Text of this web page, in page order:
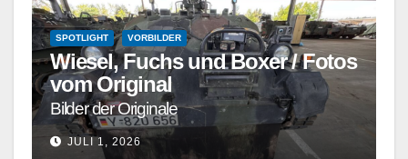
SPOTLIGHT VORBILDER
Wiesel, Fuchs und Boxer / Fotos
vom Original
Bilder der Originale
JULI 1, 2026